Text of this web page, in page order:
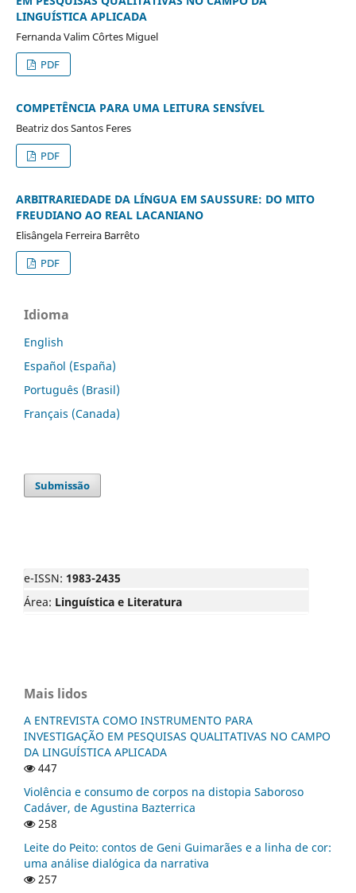
LINGUÍSTICA APLICADA
Fernanda Valim Côrtes Miguel
PDF
COMPETÊNCIA PARA UMA LEITURA SENSÍVEL
Beatriz dos Santos Feres
PDF
ARBITRARIEDADE DA LÍNGUA EM SAUSSURE: DO MITO
FREUDIANO AO REAL LACANIANO
Elisângela Ferreira Barrêto
PDF
Idioma
English
Español (España)
Português (Brasil)
Français (Canada)
Submissão
e-ISSN: 1983-2435
Área: Linguística e Literatura
Mais lidos
A ENTREVISTA COMO INSTRUMENTO PARA
INVESTIGAÇÃO EM PESQUISAS QUALITATIVAS NO CAMPO
DA LINGUÍSTICA APLICADA
447
Violência e consumo de corpos na distopia Saboroso
Cadáver, de Agustina Bazterrica
258
Leite do Peito: contos de Geni Guimarães e a linha de cor:
uma análise dialógica da narrativa
257